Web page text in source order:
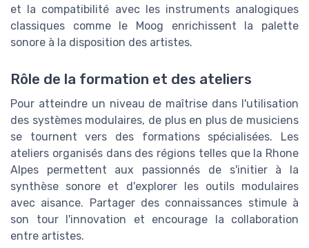
et la compatibilité avec les instruments analogiques
classiques comme le Moog enrichissent la palette
sonore à la disposition des artistes.
Rôle de la formation et des ateliers
Pour atteindre un niveau de maîtrise dans l'utilisation
des systèmes modulaires, de plus en plus de musiciens
se tournent vers des formations spécialisées. Les
ateliers organisés dans des régions telles que la Rhone
Alpes permettent aux passionnés de s'initier à la
synthèse sonore et d'explorer les outils modulaires
avec aisance. Partager des connaissances stimule à
son tour l'innovation et encourage la collaboration
entre artistes.